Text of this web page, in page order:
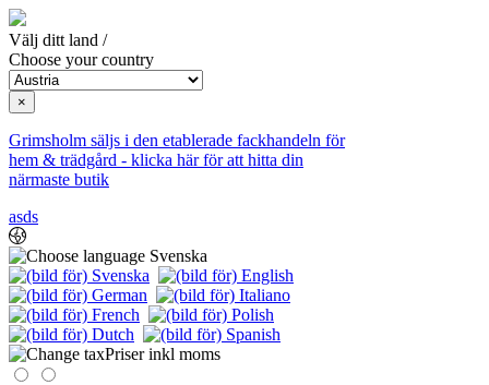
Välj ditt land /
Choose your country
×
Grimsholm säljs i den etablerade fackhandeln för
hem & trädgård - klicka här för att hitta din
närmaste butik
asds
Svenska
Priser inkl moms